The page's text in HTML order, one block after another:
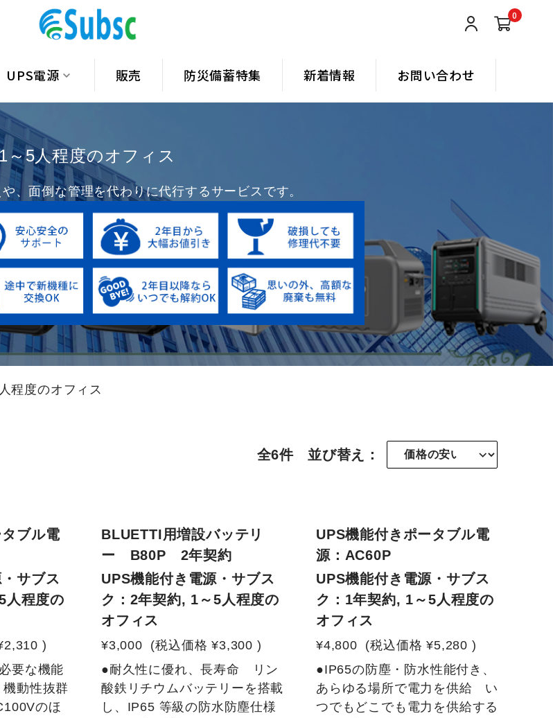
0
UPS電源 販売 防災備蓄特集 新着情報 お問い合わせ
～5人程度のオフィス
、面倒な管理を代わりに代行するサービスです。
程度のオフィス
全6件 並び替え：
ブル電
サブス
人程度の
)
要な機能
動性抜群
のほ
BLUETTI用増設バッテリ
ー B80P 2年契約
UPS機能付き電源・サブス
ク：2年契約, 1～5人程度の
オフィス
¥3,000 (税込価格 ¥3,300 )
●耐久性に優れ、長寿命 リン
酸鉄リチウムバッテリーを搭載
し、IP65 等級の防水防塵仕様
NEW
UPS機能付きポータブル電
源：AC60P
UPS機能付き電源・サブス
ク：1年契約, 1～5人程度の
オフィス
¥4,800 (税込価格 ¥5,280 )
●IP65の防塵・防水性能付き、
あらゆる場所で電力を供給 い
つでもどこでも電力を供給する